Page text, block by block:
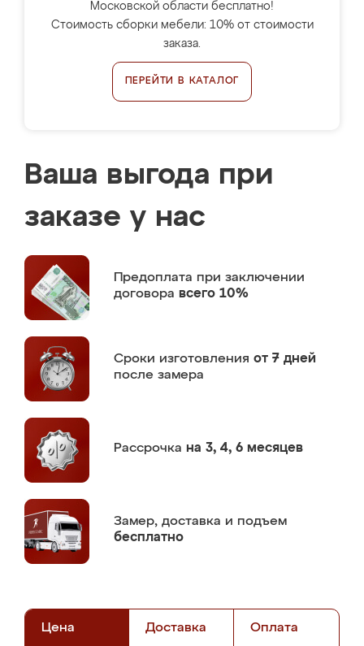
Московской области бесплатно!
Стоимость сборки мебели: 10% от стоимости
заказа.
ПЕРЕЙТИ В КАТАЛОГ
Ваша выгода при
заказе у нас
Предоплата при заключении
договора всего 10%
Сроки изготовления от 7 дней
после замера
Рассрочка на 3, 4, 6 месяцев
Замер, доставка и подъем
бесплатно
Цена Доставка Оплата